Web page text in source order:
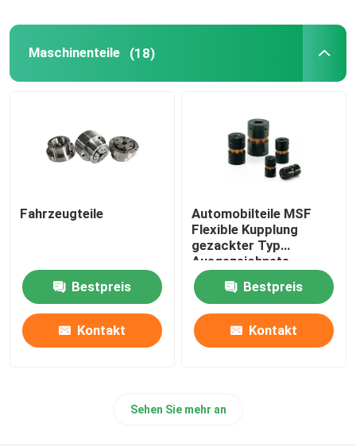
PCB-Boards
Kupplung
Tägliche Notwendigkeiten
Maschinenteile (18)
Fahrzeugteile
Bestpreis
Kontakt
Automobilteile MSF
Flexible Kupplung
gezackter Typ
Ausgezeichnete
Elastizitätswirkung
Bestpreis
Kontakt
Sehen Sie mehr an